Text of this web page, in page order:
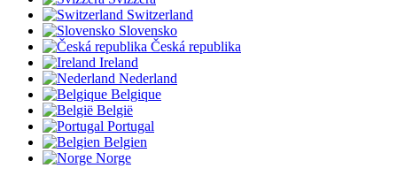
Switzerland
Slovensko
Česká republika
Ireland
Nederland
Belgique
België
Portugal
Belgien
Norge